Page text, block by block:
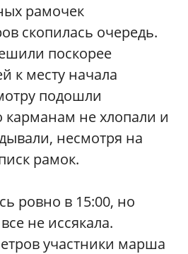
рамочек
скопилась очередь.
поскорее
к месту начала
подошли
не хлопали и
несмотря на
рамок.
ровно в 15:00, но
не иссякала.
участники марша